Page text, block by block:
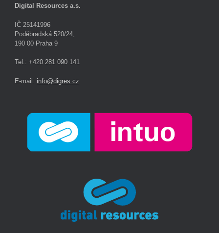
Digital Resources a.s.
IČ 25141996
Poděbradská 520/24,
190 00 Praha 9
Tel.: +420 281 090 141
E-mail: info@digres.cz